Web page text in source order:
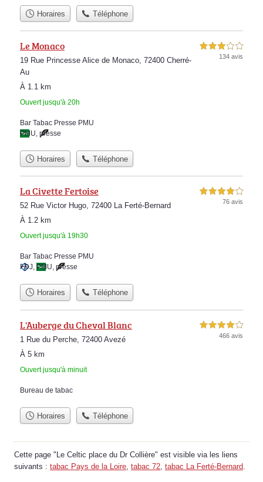
Horaires Téléphone
Le Monaco
19 Rue Princesse Alice de Monaco, 72400 Cherré-
Au
À 1.1 km
Ouvert jusqu'à 20h
3,0 étoiles sur 5
134 avis
Bar Tabac Presse PMU
PMU, presse
Horaires Téléphone
La Civette Fertoise
52 Rue Victor Hugo, 72400 La Ferté-Bernard
À 1.2 km
Ouvert jusqu'à 19h30
4,0 étoiles sur 5
76 avis
Bar Tabac Presse PMU
FDJ, PMU, presse
Horaires Téléphone
L'Auberge du Cheval Blanc
1 Rue du Perche, 72400 Avezé
À 5 km
Ouvert jusqu'à minuit
4,0 étoiles sur 5
466 avis
Bureau de tabac
Horaires Téléphone
Cette page "Le Celtic place du Dr Collière" est visible via les liens
suivants : tabac Pays de la Loire, tabac 72, tabac La Ferté-Bernard.